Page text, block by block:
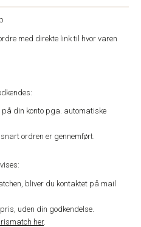
med direkte link til hvor varen
din konto pga. automatiske
ordren er gennemført.
bliver du kontaktet på mail
uden din godkendelse.
her.